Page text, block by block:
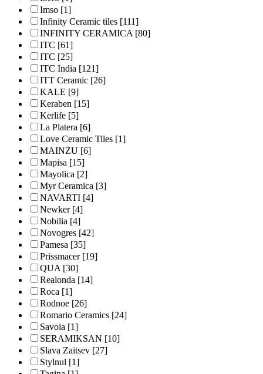
Imso [1]
Infinity Ceramic tiles [111]
INFINITY CERAMICA[80]
ITC [61]
ITC [25]
ITC India [121]
ITT Ceramic [26]
KALE [9]
Keraben [15]
Kerlife [5]
La Platera [6]
Love Ceramic Tiles [1]
MAINZU [6]
Mapisa [15]
Mayolica [2]
Myr Ceramica [3]
NAVARTI [4]
Newker[4]
Nobilia [4]
Novogres [42]
Pamesa [35]
Prissmacer[19]
QUA[30]
Realonda [14]
Roca [1]
Rodnoe [26]
Romario Ceramics [24]
Savoia [1]
SERAMIKSAN [10]
Slava Zaitsev [27]
Stylnul [1]